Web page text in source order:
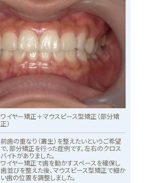
ワイヤー矯正＋マウスピース型矯正（部分矯
正）
前歯の重なり（叢生）を整えたいというご希望
で、部分矯正を行った症例です。左右のクロス
バイトがありました。
ワイヤー矯正で歯を動かすスペースを確保し
歯並びを整えた後、マウスピース型矯正で細か
い歯の位置を調整しました。